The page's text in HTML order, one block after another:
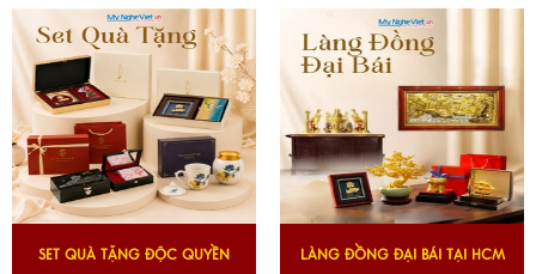
SET QUÀ TẶNG ĐỘC QUYỀN LÀNG ĐỒNG ĐẠI BÁI TẠI HCM